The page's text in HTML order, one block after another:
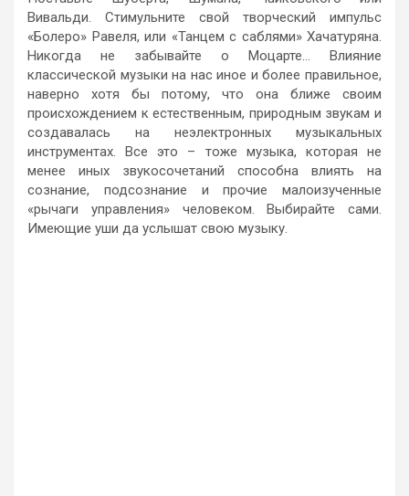
Вивальди. Стимульните свой творческий импульс
«Болеро» Равеля, или «Танцем с саблями» Хачатуряна.
Никогда не забывайте о Моцарте… Влияние
классической музыки на нас иное и более правильное,
наверно хотя бы потому, что она ближе своим
происхождением к естественным, природным звукам и
создавалась на неэлектронных музыкальных
инструментах. Все это – тоже музыка, которая не
менее иных звукосочетаний способна влиять на
сознание, подсознание и прочие малоизученные
«рычаги управления» человеком. Выбирайте сами.
Имеющие уши да услышат свою музыку.